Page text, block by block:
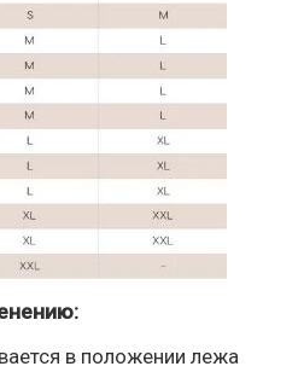
в положении лежа